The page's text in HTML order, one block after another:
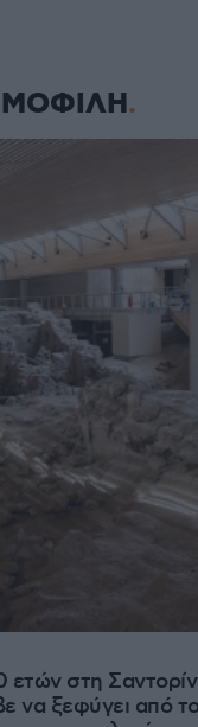
ετών στη
να ξεφύγει από